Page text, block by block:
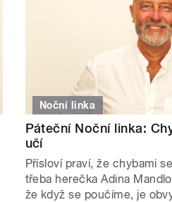
Noční linka
Páteční Noční linka:
učí
Přísloví praví, že chybami
třeba herečka Adina
že když se poučíme, je